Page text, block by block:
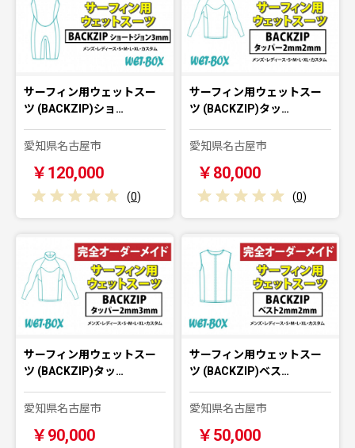
サーフィン用ウェットスー
ツ (BACKZIP)ショ…
愛知県名古屋市
￥120,000
(0)
サーフィン用ウェットスー
ツ (BACKZIP)タッ…
愛知県名古屋市
￥80,000
(0)
サーフィン用ウェットスー
ツ (BACKZIP)タッ…
愛知県名古屋市
￥90,000
サーフィン用ウェットスー
ツ (BACKZIP)ベス…
愛知県名古屋市
￥50,000